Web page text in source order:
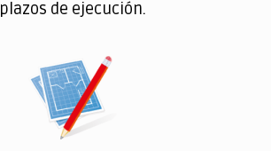
plazos de ejecución.